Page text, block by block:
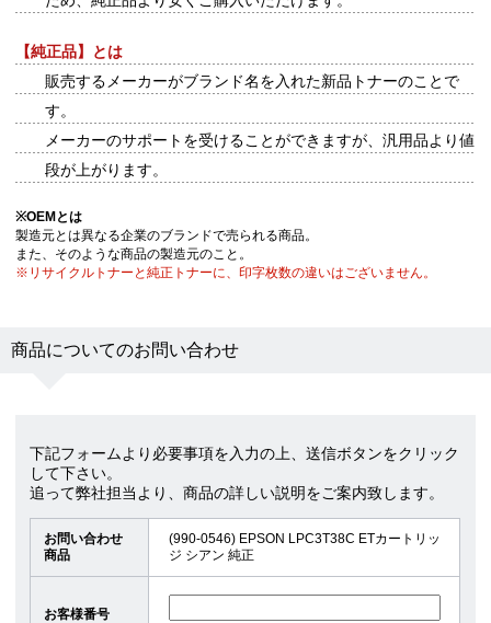
【純正品】とは
販売するメーカーがブランド名を入れた新品トナーのことで
す。
メーカーのサポートを受けることができますが、汎用品より値
段が上がります。
※OEMとは
製造元とは異なる企業のブランドで売られる商品。
また、そのような商品の製造元のこと。
※リサイクルトナーと純正トナーに、印字枚数の違いはございません。
商品についてのお問い合わせ
下記フォームより必要事項を入力の上、送信ボタンをクリック
して下さい。
追って弊社担当より、商品の詳しい説明をご案内致します。
お問い合わせ
商品
(990-0546) EPSON LPC3T38C ETカートリッ
ジ シアン 純正
お客様番号